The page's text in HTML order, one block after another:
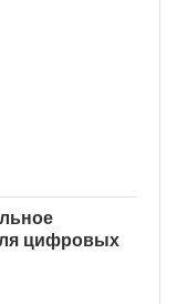
цифровых